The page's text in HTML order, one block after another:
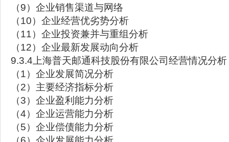
（9）企业销售渠道与网络
（10）企业经营优劣势分析
（11）企业投资兼并与重组分析
（12）企业最新发展动向分析
9.3.4上海普天邮通科技股份有限公司经营情况分析
（1）企业发展简况分析
（2）主要经济指标分析
（3）企业盈利能力分析
（4）企业运营能力分析
（5）企业偿债能力分析